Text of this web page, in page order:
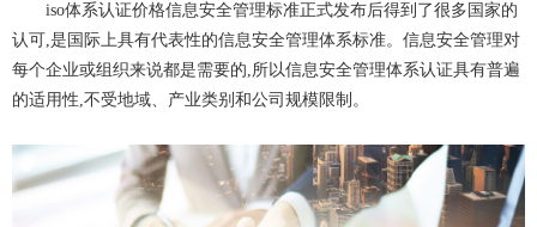
iso体系认证价格信息安全管理标准正式发布后得到了很多国家的
认可,是国际上具有代表性的信息安全管理体系标准。信息安全管理对
每个企业或组织来说都是需要的,所以信息安全管理体系认证具有普遍
的适用性,不受地域、产业类别和公司规模限制。